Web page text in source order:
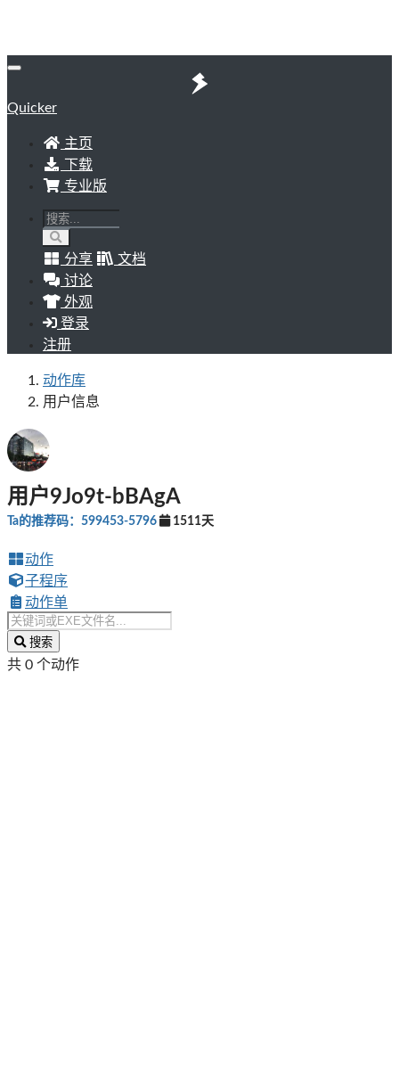
Quicker
主页
下载
专业版
分享
文档
讨论
外观
登录
注册
动作库
用户信息
用户9Jo9t-bBAgA
Ta的推荐码：599453-5796 1511天
动作
子程序
动作单
搜索
共 0 个动作